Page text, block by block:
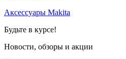
Аксессуары Makita
Будьте в курсе!
Новости, обзоры и акции